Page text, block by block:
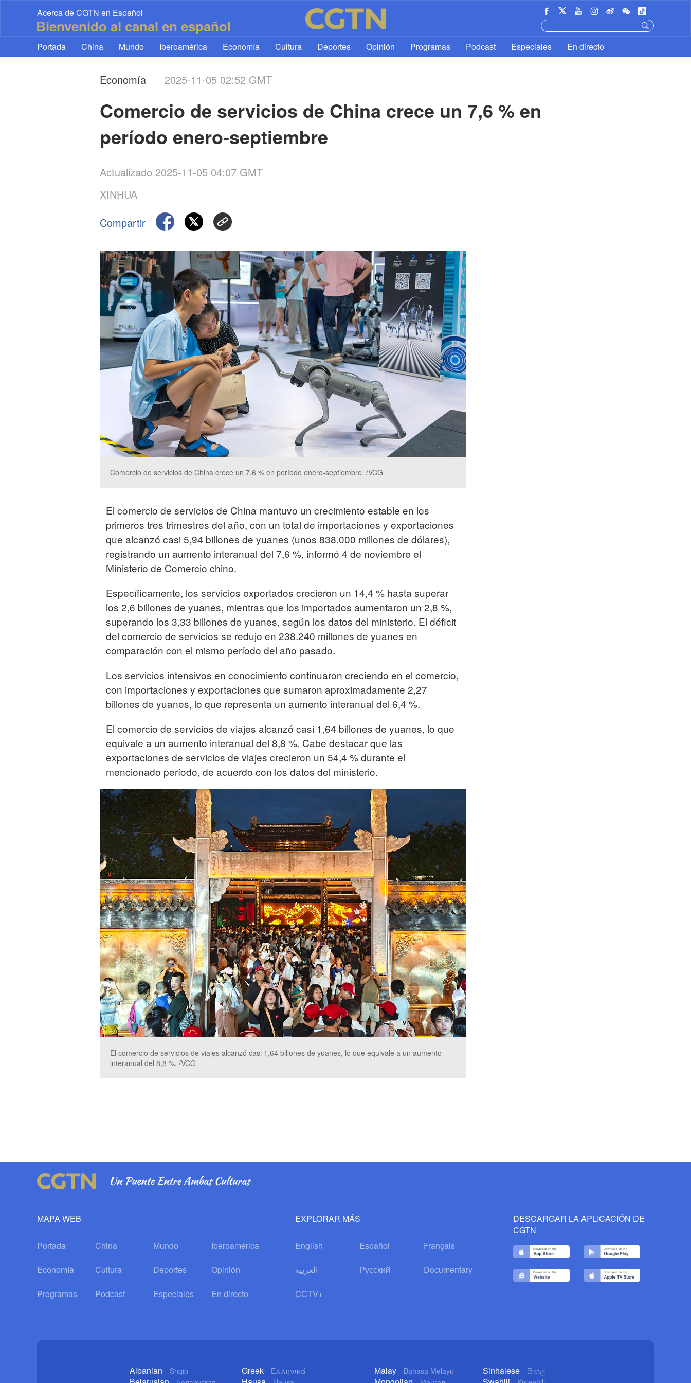
Acerca de CGTN en Español
Bienvenido al canal en español
Portada China Mundo Iberoamérica Economía Cultura Deportes Opinión Programas Podcast Especiales En directo
Economía 2025-11-05 02:52 GMT
Comercio de servicios de China crece un 7,6 % en
período enero-septiembre
Actualizado 2025-11-05 04:07 GMT
XINHUA
Compartir
Comercio de servicios de China crece un 7,6 % en período enero-septiembre. /VCG
El comercio de servicios de China mantuvo un crecimiento estable en los
primeros tres trimestres del año, con un total de importaciones y exportaciones
que alcanzó casi 5,94 billones de yuanes (unos 838.000 millones de dólares),
registrando un aumento interanual del 7,6 %, informó 4 de noviembre el
Ministerio de Comercio chino.
Específicamente, los servicios exportados crecieron un 14,4 % hasta superar
los 2,6 billones de yuanes, mientras que los importados aumentaron un 2,8 %,
superando los 3,33 billones de yuanes, según los datos del ministerio. El déficit
del comercio de servicios se redujo en 238.240 millones de yuanes en
comparación con el mismo período del año pasado.
Los servicios intensivos en conocimiento continuaron creciendo en el comercio,
con importaciones y exportaciones que sumaron aproximadamente 2,27
billones de yuanes, lo que representa un aumento interanual del 6,4 %.
El comercio de servicios de viajes alcanzó casi 1,64 billones de yuanes, lo que
equivale a un aumento interanual del 8,8 %. Cabe destacar que las
exportaciones de servicios de viajes crecieron un 54,4 % durante el
mencionado período, de acuerdo con los datos del ministerio.
El comercio de servicios de viajes alcanzó casi 1,64 billones de yuanes, lo que equivale a un aumento
interanual del 8,8 %. /VCG
MAPA WEB
Portada China Mundo Iberoamérica
Economía Cultura Deportes Opinión
Programas Podcast Especiales En directo
EXPLORAR MÁS
English Español Français
العربية Русский Documentary
CCTV+
DESCARGAR LA APLICACIÓN DE
CGTN
Albanian Shqip Greek Ελληνικά Malay Bahasa Melayu Sinhalese සිංහල